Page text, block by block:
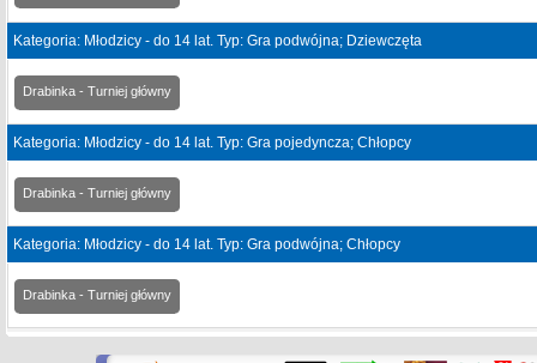
Kategoria: Młodzicy - do 14 lat. Typ: Gra podwójna; Dziewczęta
Drabinka - Turniej główny
Kategoria: Młodzicy - do 14 lat. Typ: Gra pojedyncza; Chłopcy
Drabinka - Turniej główny
Kategoria: Młodzicy - do 14 lat. Typ: Gra podwójna; Chłopcy
Drabinka - Turniej główny